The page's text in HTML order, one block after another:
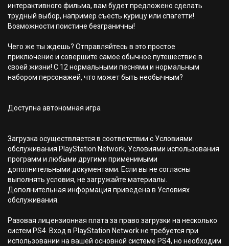
интерактивного фильма, вам будет предложено сделать
трудный выбор, например съесть курицу или спагетти!
Возможности поистине безграничны!
Чего же ты ждешь? Отправляйтесь в это простое
приключение и совершите самое обычное путешествие в
своей жизни! С 12 нормальными песнями и нормальным
набором персонажей, что может быть необычным?
Доступна автономная игра
Загрузка осуществляется в соответствии с Условиями
обслуживания PlayStation Network, Условиями использования
программ и любыми другими применимыми
дополнительными документами. Если вы не согласны
выполнять условия, не загружайте материалы.
Дополнительная информация приведена в Условиях
обслуживания.
Разовая лицензионная плата за право загрузки на несколько
систем PS4. Вход в PlayStation Network не требуется при
использовании на вашей основной системе PS4, но необходим